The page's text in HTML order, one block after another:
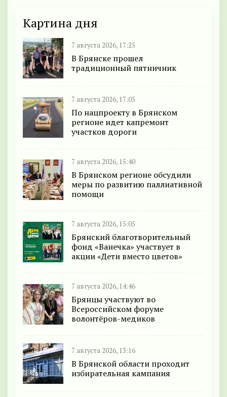
Картина дня
7 августа 2026, 17:25
В Брянске прошел
традиционный пятничник
7 августа 2026, 17:05
По нацпроекту в Брянском
регионе идет капремонт
участков дороги
7 августа 2026, 15:40
В Брянском регионе обсудили
меры по развитию паллиативной
помощи
7 августа 2026, 15:05
Брянский благотворительный
фонд «Ванечка» участвует в
акции «Дети вместо цветов»
7 августа 2026, 14:46
Брянцы участвуют во
Всероссийском форуме
волонтёров-медиков
7 августа 2026, 13:16
В Брянской области проходит
избирательная кампания